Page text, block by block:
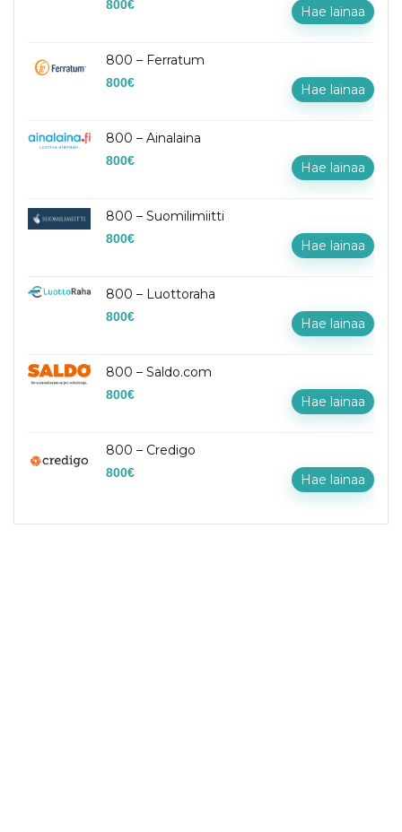
800€ Hae lainaa
800 – Ferratum
800€ Hae lainaa
800 – Ainalaina
800€ Hae lainaa
800 – Suomilimiitti
800€ Hae lainaa
800 – Luottoraha
800€ Hae lainaa
800 – Saldo.com
800€ Hae lainaa
800 – Credigo
800€ Hae lainaa